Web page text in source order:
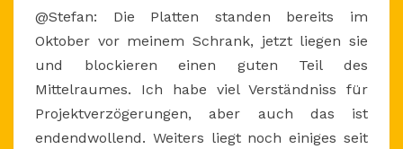
@Stefan: Die Platten standen bereits im
Oktober vor meinem Schrank, jetzt liegen sie
und blockieren einen guten Teil des
Mittelraumes. Ich habe viel Verständniss für
Projektverzögerungen, aber auch das ist
endendwollend. Weiters liegt noch einiges seit